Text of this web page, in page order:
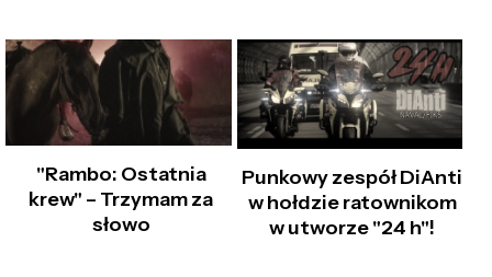
"Rambo: Ostatnia
krew" – Trzymam za
słowo
Punkowy zespół DiAnti
w hołdzie ratownikom
w utworze "24 h"!